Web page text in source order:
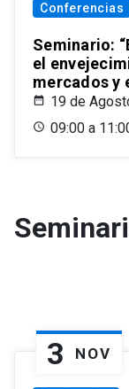
Conferencias
Seminario:
el
mercados y
19 de
09:00 a
3 NOV